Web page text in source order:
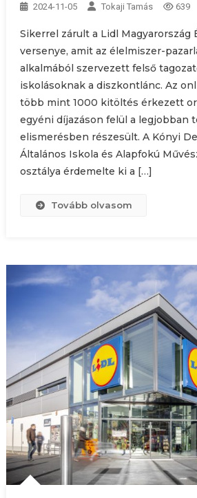
2024-11-05 Tokaji Tamás 639
Sikerrel zárult a Lidl Magyarország
versenye, amit az élelmiszer-
alkalmából szervezett felső
iskolásoknak a diszkontlánc. Az
több mint 1000 kitöltés érkezett
egyéni díjazáson felül a legjobban
elismerésben részesült. A Kónyi
Általános Iskola és Alapfokú
osztálya érdemelte ki a […]
Tovább olvasom